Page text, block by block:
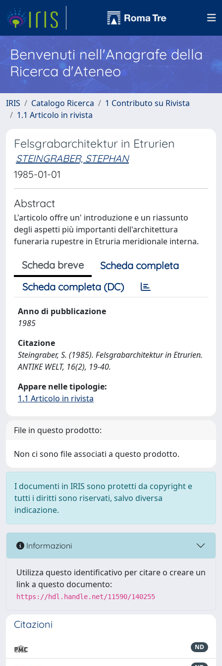
Benvenuti nell'Anagrafe della
Ricerca d'Ateneo
IRIS Catalogo Ricerca
1 Contributo su Rivista
1.1 Articolo in rivista
Felsgrabarchitektur in Etrurien
STEINGRABER, STEPHAN
1985-01-01
Abstract
L'articolo offre un' introduzione e un riassunto
degli aspetti più importanti dell'architettura
funeraria rupestre in Etruria meridionale interna.
Scheda breve
Scheda completa
Scheda completa (DC)
Anno di pubblicazione
1985
Citazione
Steingraber, S. (1985). Felsgrabarchitektur in Etrurien.
ANTIKE WELT, 16(2), 19-40.
Appare nelle tipologie:
1.1 Articolo in rivista
File in questo prodotto:
Non ci sono file associati a questo prodotto.
I documenti in IRIS sono protetti da copyright e
tutti i diritti sono riservati, salvo diversa
indicazione.
Informazioni
Utilizza questo identificativo per citare o creare un
link a questo documento:
https://hdl.handle.net/11590/140255
Citazioni
ND